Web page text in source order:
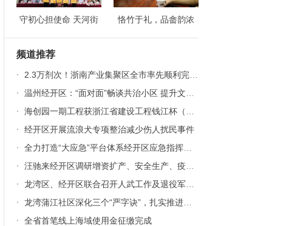
守初心担使命 天河街
召开
恪竹于礼，品畲韵浓
频道推荐
·
2.3万剂次！浙南产业集聚区全市率先顺利完成3至11岁儿童新冠疫苗接种工作
·
温州经开区：“面对面”畅谈共治小区 提升文明品质共迎亚运
·
海创园一期工程获浙江省建设工程钱江杯（优质工程）奖
·
经开区开展流浪犬专项整治减少伤人扰民事件
·
全力打造“大应急”平台体系经开区应急指挥中心建设项目竣工验收
·
汪驰来经开区调研增资扩产、安全生产、疫情防控工作
·
龙湾区、经开区联合召开人武工作及退役军人事务工作业务培训会
·
龙湾蒲江社区深化三个“严字诀”，扎实推进清廉村居建设
·
全省首笔线上海域使用金征缴完成